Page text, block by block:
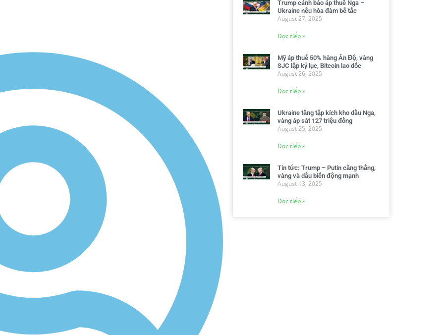
Trump cảnh báo áp thuế Nga –
Ukraine nếu hòa đàm bế tắc
August 27, 2025
Đọc tiếp »
Mỹ áp thuế 50% hàng Ấn Độ, vàng
SJC lập kỷ lục, Bitcoin lao dốc
August 26, 2025
Đọc tiếp »
Ukraine tăng tập kích kho dầu Nga,
vàng áp sát 127 triệu đồng
August 25, 2025
Đọc tiếp »
Tin tức: Trump – Putin căng thẳng,
vàng và dầu biến động mạnh
August 13, 2025
Đọc tiếp »